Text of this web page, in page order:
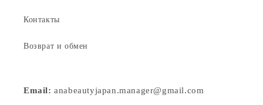
Контакты
Возврат и обмен
Email:anabeautyjapan.manager@gmail.com